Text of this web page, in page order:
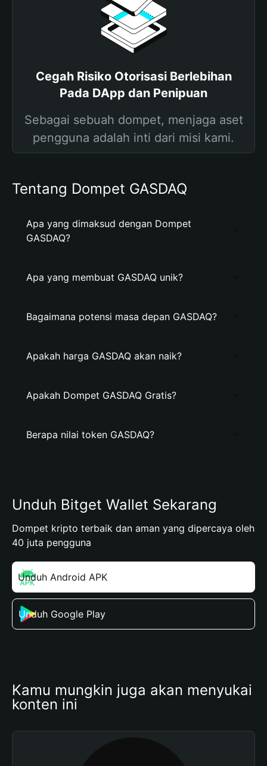
Cegah Risiko Otorisasi Berlebihan
Pada DApp dan Penipuan
Sebagai sebuah dompet, menjaga aset
pengguna adalah inti dari misi kami.
Tentang Dompet GASDAQ
Apa yang dimaksud dengan Dompet
GASDAQ?
Apa yang membuat GASDAQ unik?
Bagaimana potensi masa depan GASDAQ?
Apakah harga GASDAQ akan naik?
Apakah Dompet GASDAQ Gratis?
Berapa nilai token GASDAQ?
Unduh Bitget Wallet Sekarang
Dompet kripto terbaik dan aman yang dipercaya oleh
40 juta pengguna
Unduh Android APK
Unduh Google Play
Kamu mungkin juga akan menyukai
konten ini